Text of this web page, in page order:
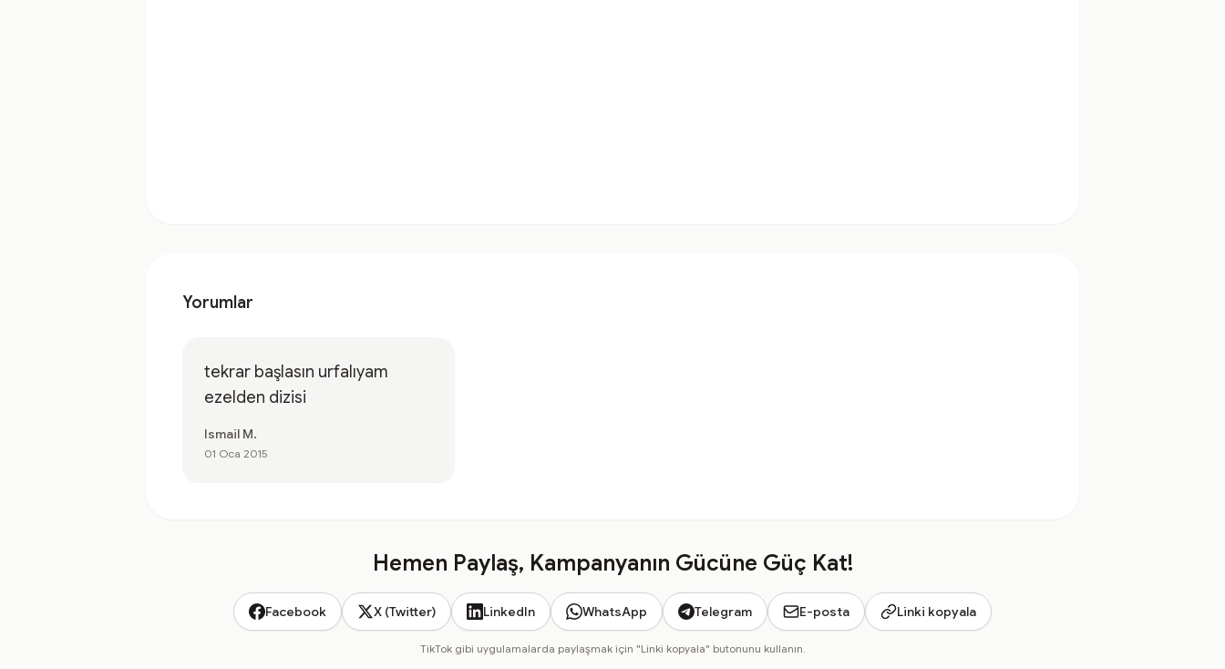
Yorumlar
tekrar başlasın urfalıyam
ezelden dizisi
Ismail M.
01 Oca 2015
Hemen Paylaş, Kampanyanın Gücüne Güç Kat!
Facebook X (Twitter) LinkedIn WhatsApp Telegram E-posta Linki kopyala
TikTok gibi uygulamalarda paylaşmak için "Linki kopyala" butonunu kullanın.